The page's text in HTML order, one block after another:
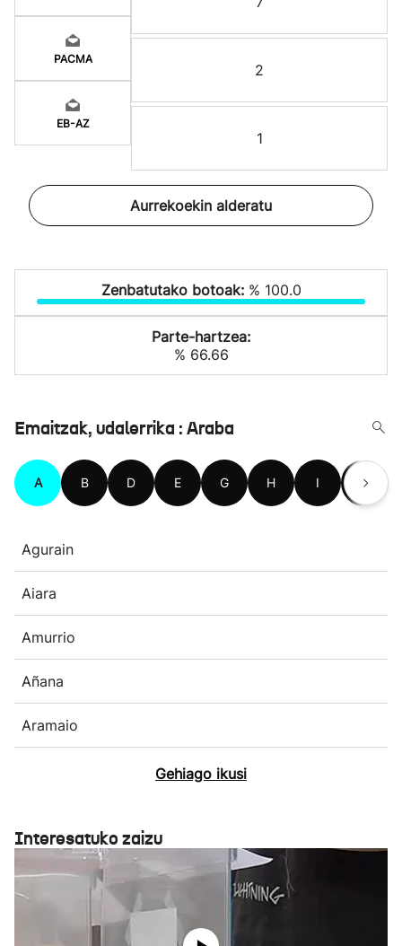
PACMA
EB-AZ
2
1
Aurrekoekin alderatu
Zenbatutako botoak: % 100.0
Parte-hartzea:
% 66.66
Emaitzak, udalerrika : Araba
A B D E G H I K
Agurain
Aiara
Amurrio
Añana
Aramaio
Gehiago ikusi
Interesatuko zaizu